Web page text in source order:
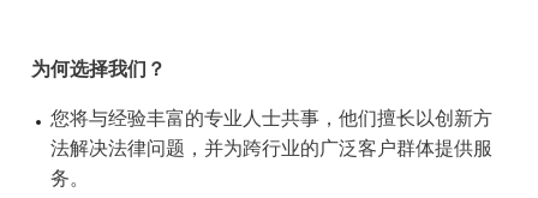
为何选择我们？
您将与经验丰富的专业人士共事，他们擅长以创新方
法解决法律问题，并为跨行业的广泛客户群体提供服
务。